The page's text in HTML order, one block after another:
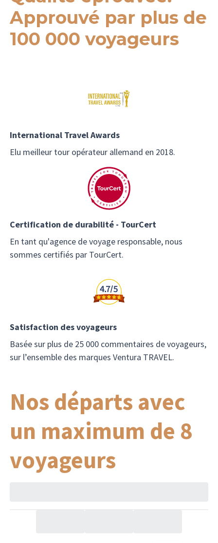
Approuvé par plus de
100 000 voyageurs
International Travel Awards
Elu meilleur tour opérateur allemand en 2018.
Certification de durabilité - TourCert
En tant qu'agence de voyage responsable, nous
sommes certifiés par TourCert.
Satisfaction des voyageurs
Basée sur plus de 25 000 commentaires de voyageurs,
sur l’ensemble des marques Ventura TRAVEL.
Nos départs avec
un maximum de 8
voyageurs